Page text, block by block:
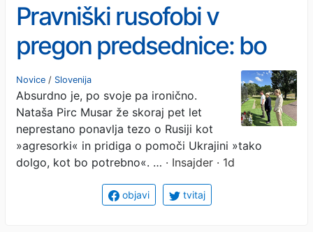
Pravniški rusofobi v
pregon predsednice: bo
Pirc Musarjevo doletela
ustavna obtožba, ker se
pogovarja z - Rusinjo?
Novice / Slovenija
Absurdno je, po svoje pa ironično.
Nataša Pirc Musar že skoraj pet let
neprestano ponavlja tezo o Rusiji kot
»agresorki« in pridiga o pomoči Ukrajini »tako
dolgo, kot bo potrebno«. … · Insajder · 1d
objavi tvitaj